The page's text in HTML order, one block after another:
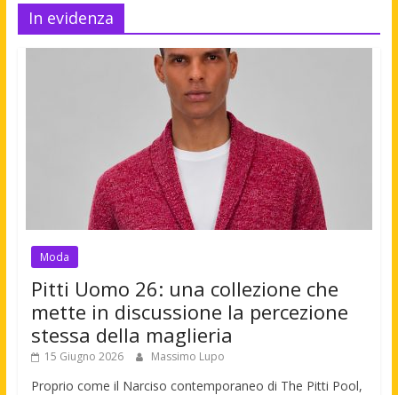
In evidenza
Moda
Pitti Uomo 26: una collezione che
mette in discussione la percezione
stessa della maglieria
15 Giugno 2026 Massimo Lupo
Proprio come il Narciso contemporaneo di The Pitti Pool,